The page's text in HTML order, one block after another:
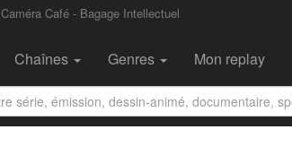
Caméra Café - Bagage Intellectuel
Chaînes Genres Mon replay